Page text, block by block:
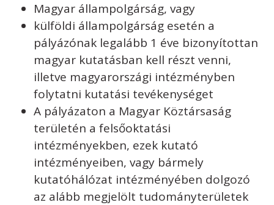
Magyar állampolgárság, vagy
külföldi állampolgárság esetén a
pályázónak legalább 1 éve bizonyítottan
magyar kutatásban kell részt venni,
illetve magyarországi intézményben
folytatni kutatási tevékenységet
A pályázaton a Magyar Köztársaság
területén a felsőoktatási
intézményekben, ezek kutató
intézményeiben, vagy bármely
kutatóhálózat intézményében dolgozó
az alább megjelölt tudományterületek